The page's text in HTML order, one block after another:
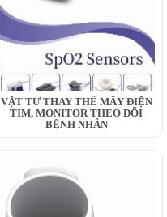
VẬT TƯ THAY THẾ MÂY ĐIỆN
TIM, MONITOR THEO DÕI
BỆNH NHÂN